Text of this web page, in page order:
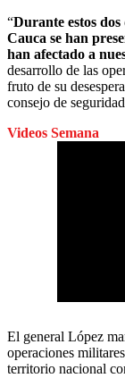
“Durante estos
Cauca se han
han afectado a
desarrollo de las
fruto de su
consejo de
Videos Semana
El general López
operaciones
territorio nacional